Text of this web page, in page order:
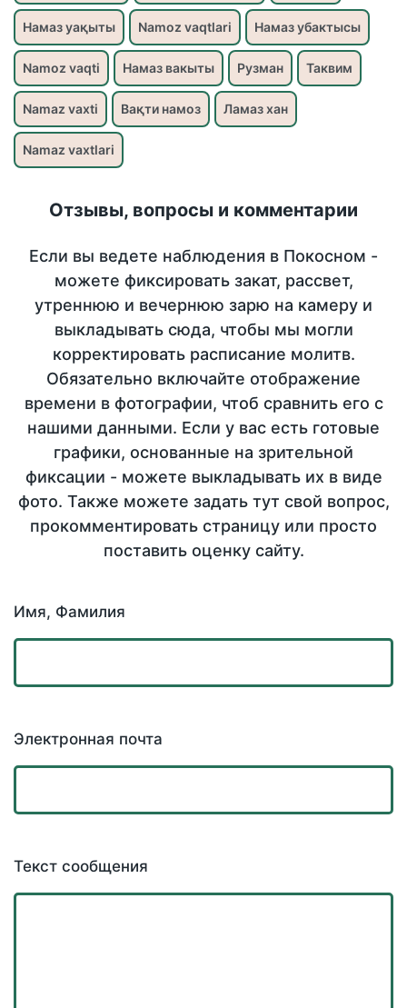
Намаз уақыты Namoz vaqtlari Намаз убактысы
Namoz vaqti Намаз вакыты Рузман Таквим
Namaz vaxti Вақти намоз Ламаз хан
Namaz vaxtlari
Отзывы, вопросы и комментарии
Если вы ведете наблюдения в Покосном -
можете фиксировать закат, рассвет,
утреннюю и вечернюю зарю на камеру и
выкладывать сюда, чтобы мы могли
корректировать расписание молитв.
Обязательно включайте отображение
времени в фотографии, чтоб сравнить его с
нашими данными. Если у вас есть готовые
графики, основанные на зрительной
фиксации - можете выкладывать их в виде
фото. Также можете задать тут свой вопрос,
прокомментировать страницу или просто
поставить оценку сайту.
Имя, Фамилия
Электронная почта
Текст сообщения